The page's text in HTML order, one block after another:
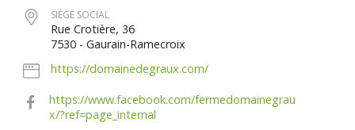
SIÈGE SOCIAL
Rue Crotière, 36
7530 - Gaurain-Ramecroix
https://domainedegraux.com/
https://www.facebook.com/fermedomainegrau
x/?ref=page_internal